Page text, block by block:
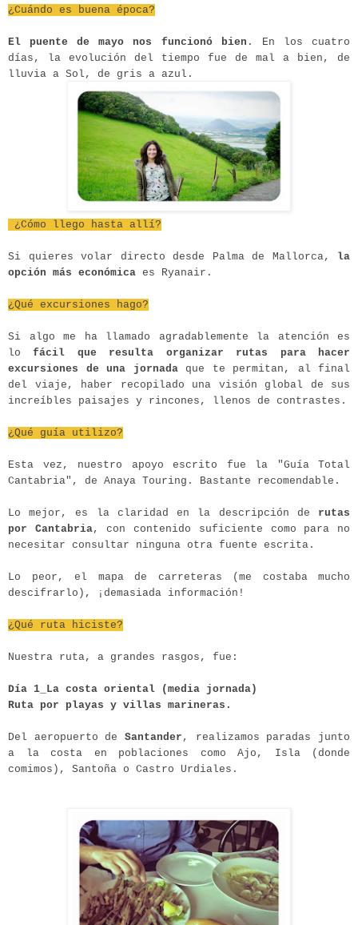
¿Cuándo es buena época?
El puente de mayo nos funcionó bien . En los cuatro
días, la evolución del tiempo fue de mal a bien, de
lluvia a Sol, de gris a azul.
¿Cómo llego hasta allí?
Si quieres volar directo desde Palma de Mallorca, la
opción más económica es Ryanair.
¿Qué excursiones hago?
Si algo me ha llamado agradablemente la atención es
lofácil que resulta organizar rutas para hacer
excursiones de una jornadaque te permitan, al final
del viaje, haber recopilado una visión global de sus
increíbles paisajes y rincones, llenos de contrastes.
¿Qué guía utilizo?
Esta vez, nuestro apoyo escrito fue la "Guía Total
Cantabria", de Anaya Touring. Bastante recomendable.
Lo mejor, es la claridad en la descripción de rutas
por Cantabria, con contenido suficiente como para no
necesitar consultar ninguna otra fuente escrita.
Lo peor, el mapa de carreteras (me costaba mucho
descifrarlo), ¡demasiada información!
¿Qué ruta hiciste?
Nuestra ruta, a grandes rasgos, fue:
Día 1_La costa oriental (media jornada)
Ruta por playas y villas marineras.
Del aeropuerto de Santander , realizamos paradas junto
a la costa en poblaciones como Ajo, Isla (donde
comimos), Santoña o Castro Urdiales.